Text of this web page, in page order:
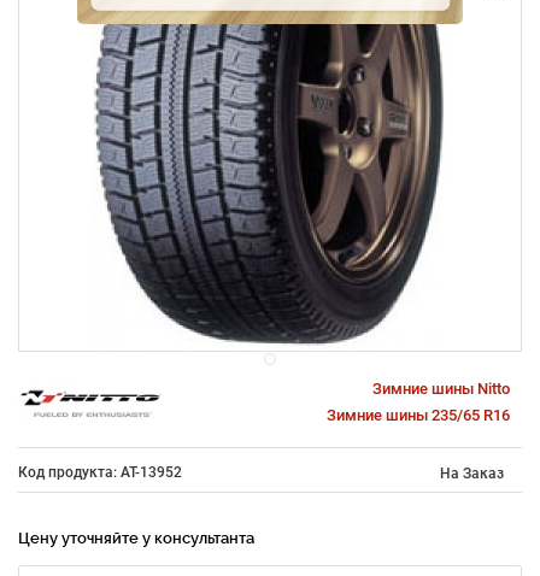
Зимние шины Nitto
Зимние шины 235/65 R16
Код продукта: AT-13952 На Заказ
Цену уточняйте у консультанта